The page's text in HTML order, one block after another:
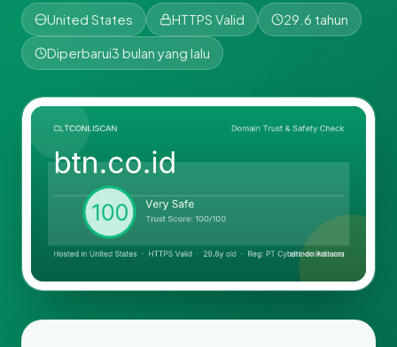
United States HTTPS Valid 29.6 tahun
Diperbarui3 bulan yang lalu